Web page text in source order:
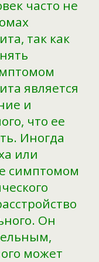
часто не
так как
является
и
что ее
Иногда
или
симптомом
Он
может